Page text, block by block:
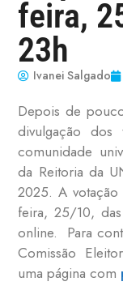
feira,
23h
Ivanei Salgado
Depois de
divulgação
comunidade
da Reitoria da
2025. A
feira, 25/10,
online. Para
Comissão
uma página com